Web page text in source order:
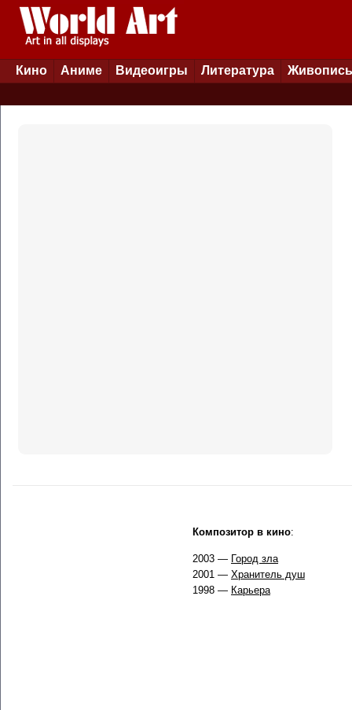
Кино Аниме Видеоигры Литература Живопись
Композитор в кино:
2003 — Город зла
2001 — Хранитель душ
1998 — Карьера